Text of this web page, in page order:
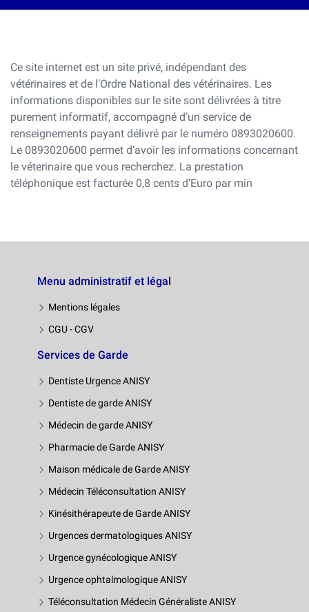
Ce site internet est un site privé, indépendant des
vétérinaires et de l’Ordre National des vétérinaires. Les
informations disponibles sur le site sont délivrées à titre
purement informatif, accompagné d’un service de
renseignements payant délivré par le numéro 0893020600.
Le 0893020600 permet d’avoir les informations concernant
le véterinaire que vous recherchez. La prestation
téléphonique est facturée 0,8 cents d’Euro par min
Menu administratif et légal
Mentions légales
CGU - CGV
Services de Garde
Dentiste Urgence ANISY
Dentiste de garde ANISY
Médecin de garde ANISY
Pharmacie de Garde ANISY
Maison médicale de Garde ANISY
Médecin Téléconsultation ANISY
Kinésithérapeute de Garde ANISY
Urgences dermatologiques ANISY
Urgence gynécologique ANISY
Urgence ophtalmologique ANISY
Téléconsultation Médecin Généraliste ANISY